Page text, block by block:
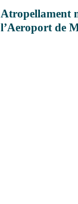
Atropellament
l’Aeroport de